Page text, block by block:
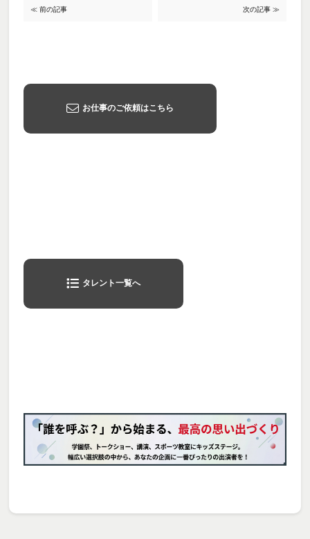
≪ 前の記事 次の記事 ≫
お仕事のご依頼はこちら
タレント一覧へ